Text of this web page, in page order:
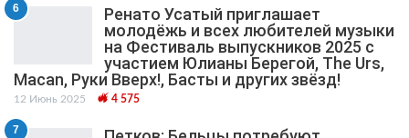
6
Ренато Усатый приглашает
молодёжь и всех любителей музыки
на Фестиваль выпускников 2025 с
участием Юлианы Берегой, The Urs,
Macan, Руки Вверх!, Басты и других звёзд!
12 Июнь 2025 4 575
7